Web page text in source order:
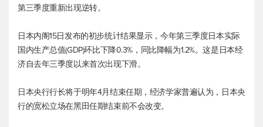
第三季度重新出现逆转。
日本内阁15日发布的初步统计结果显示，今年第三季度日本实际
国内生产总值(GDP)环比下降0.3%，同比降幅为1.2%。这是日本经
济自去年三季度以来首次出现下滑。
日本央行行长将于明年4月结束任期，经济学家普遍认为，日本央
行的宽松立场在黑田任期结束前不会改变。